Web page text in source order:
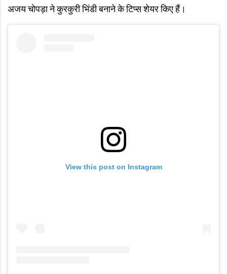
अजय चोपड़ा ने कुरकुरी भिंडी बनाने के टिप्स शेयर किए हैं।
View this post on Instagram